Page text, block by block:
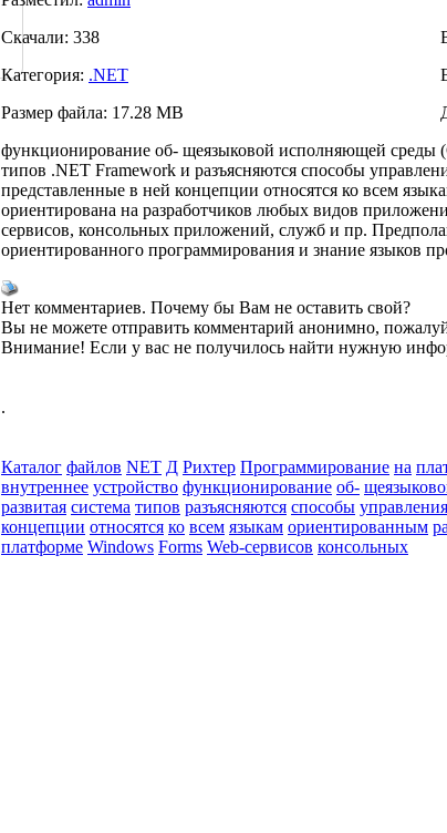
Скачали: 338
Категория: .NET
Размер файла: 17.28 MB
функционирование об- щеязыковой исполняющей среды
типов .NET Framework и разъясняются способы
представленные в ней концепции относятся ко всем
ориентирована на разработчиков любых видов
сервисов, консольных приложений, служб и пр.
ориентированного программирования и знание языков
Нет комментариев. Почему бы Вам не оставить свой?
Вы не можете отправить комментарий анонимно,
Внимание! Если у вас не получилось найти нужную
.
Каталог файлов NET Д Рихтер Программирование на
внутреннее устройство функционирование об-
развитая система типов разъясняются способы управления
концепции относятся ко всем языкам ориентированным
платформе Windows Forms Web-сервисов консольных